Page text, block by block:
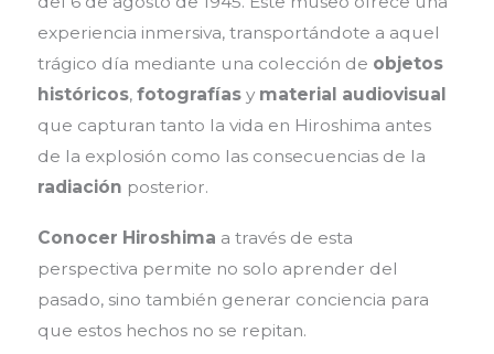
experiencia inmersiva, transportándote a aquel
trágico día mediante una colección de objetos
históricos, fotografíasy material audiovisual
que capturan tanto la vida en Hiroshima antes
de la explosión como las consecuencias de la
radiación posterior.
Conocer Hiroshima a través de esta
perspectiva permite no solo aprender del
pasado, sino también generar conciencia para
que estos hechos no se repitan.